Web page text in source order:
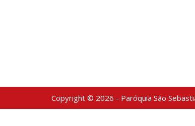
Copyright © 2026 - Paróquia São